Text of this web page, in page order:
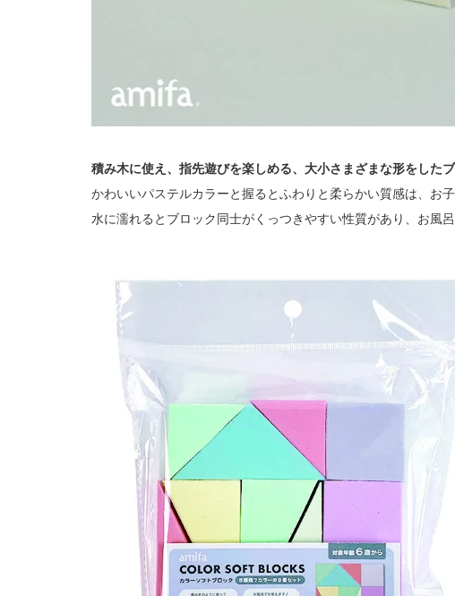
積み木に使え、指先遊びを楽しめる、大小さまざまな形をしたブ
かわいいパステルカラーと握るとふわりと柔らかい質感は、お
水に濡れるとブロック同士がくっつきやすい性質があり、お風